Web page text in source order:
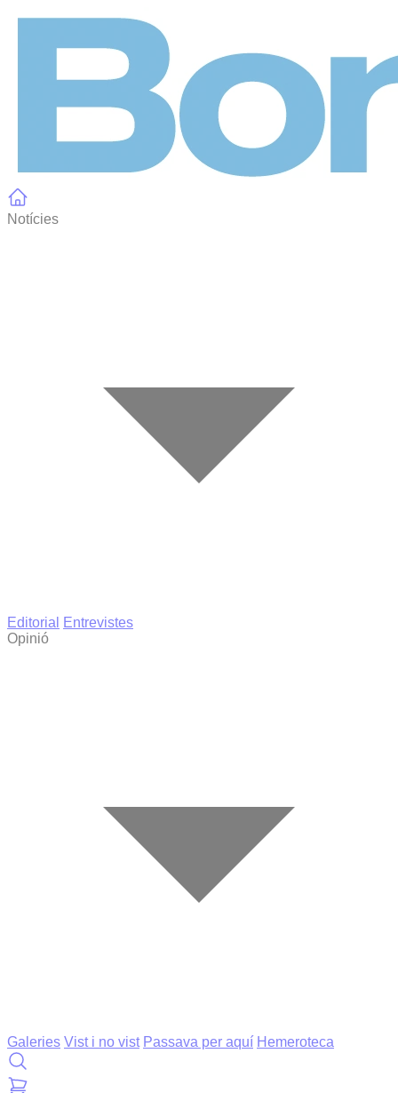
Notícies
Editorial
Entrevistes
Opinió
Galeries Vist i no vist Passava per aquí Hemeroteca